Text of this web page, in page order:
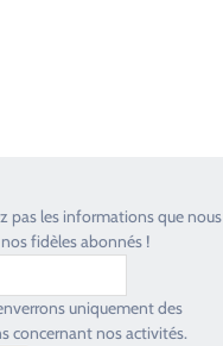
pas les informations que nous
fidèles abonnés !
uniquement des
concernant nos activités.